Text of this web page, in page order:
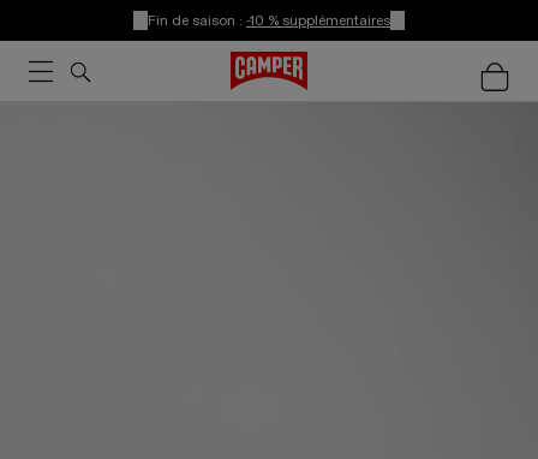
Fin de saison : -10 % supplémentaires